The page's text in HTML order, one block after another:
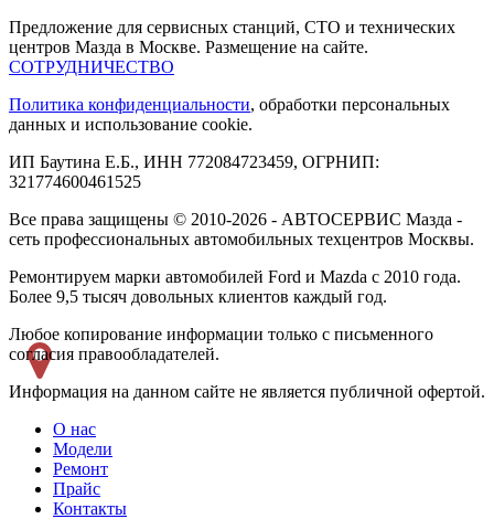
Предложение для сервисных станций, СТО и технических
центров Мазда в Москве. Размещение на сайте.
СОТРУДНИЧЕСТВО
Политика конфиденциальности, обработки персональных
данных и использование cookie.
ИП Баутина Е.Б., ИНН 772084723459, ОГРНИП:
321774600461525
Все права защищены © 2010-2026 - АВТОСЕРВИС Мазда -
сеть профессиональных автомобильных техцентров Москвы.
Ремонтируем марки автомобилей Ford и Mazda с 2010 года.
Более 9,5 тысяч довольных клиентов каждый год.
Любое копирование информации только с письменного
согласия правообладателей.
Информация на данном сайте не является публичной офертой.
О нас
Модели
Ремонт
Прайс
Контакты